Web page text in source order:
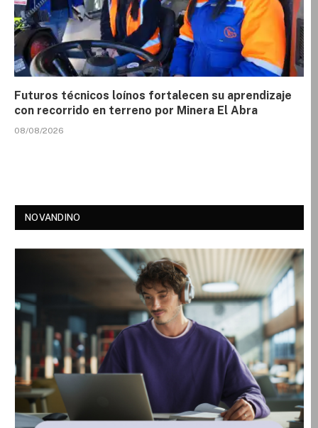
Futuros técnicos loínos fortalecen su aprendizaje
con recorrido en terreno por Minera El Abra
08/08/2026
NOVANDINO